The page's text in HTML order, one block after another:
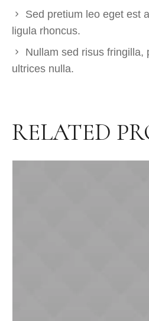
Sed pretium leo eget est
ligula rhoncus.
Nullam sed risus fringilla,
ultrices nulla.
RELATED